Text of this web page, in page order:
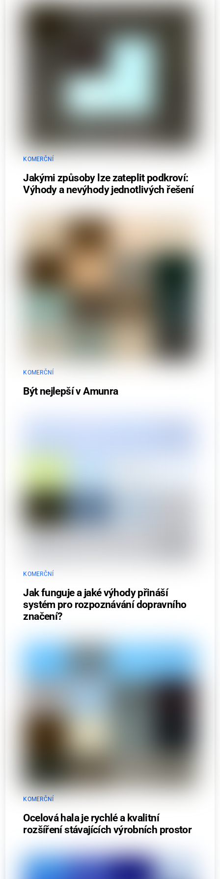
KOMERČNÍ
Jakými způsoby lze zateplit podkroví:
Výhody a nevýhody jednotlivých řešení
KOMERČNÍ
Být nejlepší v Amunra
KOMERČNÍ
Jak funguje a jaké výhody přináší
systém pro rozpoznávání dopravního
značení?
KOMERČNÍ
Ocelová hala je rychlé a kvalitní
rozšíření stávajících výrobních prostor